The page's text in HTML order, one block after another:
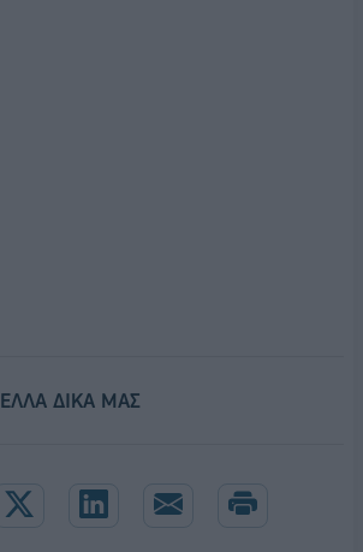
ΕΛΛΑ ΔΙΚΑ ΜΑΣ